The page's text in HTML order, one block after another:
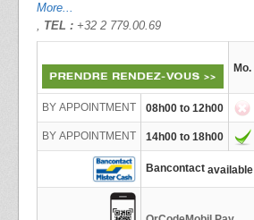
More...
, TEL : +32 2 779.00.69
Mo.
BY APPOINTMENT 08h00 to 12h00
BY APPOINTMENT 14h00 to 18h00
Bancontact available